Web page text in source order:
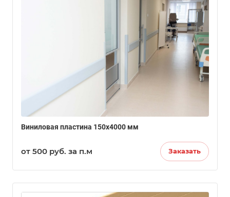
Виниловая пластина 150х4000 мм
от 500 руб. за п.м Заказать